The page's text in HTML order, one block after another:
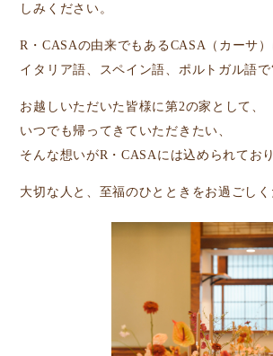
しみください。
R・CASAの由来でもあるCASA（カーサ）
イタリア語、スペイン語、ポルトガル語で
お越しいただいた皆様に第2の家として、
いつでも帰ってきていただきたい、
そんな想いがR・CASAには込められており
大切な人と、至福のひとときをお過ごしく